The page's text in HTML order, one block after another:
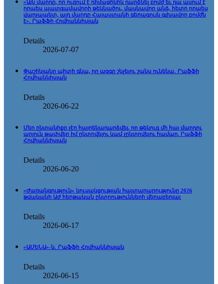
«Այն մարդը, որ ուզում է դիմացինին դարձնել բոմժ եւ դա ասում է
որպես պատգամավորի թեկնածու, մասնավոր անձ, հետո որպես
վարչապետ, այդ մարդը Հայաստանի գերագույն գլխավոր բոմժն
է». Րաֆֆի Հովհաննիսյան
Details
2026-07-07
Փաշինյանը պիտի գնա, որ ազգը շնչելու շանս ունենա․ Րաֆֆի
Հովհաննիսյան
Details
2026-06-22
Մեր ընտանիքը չէր հայրենադարձվել, որ թեկուզ մի հայ մարդու
արյուն թափվեր իմ ընտրվելու կամ չընտրվելու համար. Րաֆֆի
Հովհաննիսյան
Details
2026-06-20
«Ժառանգություն» կուսակցության հայտարարությունը 2026
թվականի ԱԺ հերթական ընտրությունների վերաբերյալ
Details
2026-06-17
«ԱՄԵՆԱ»-ն․ Րաֆֆի Հովհաննիսյան
Details
2026-06-15